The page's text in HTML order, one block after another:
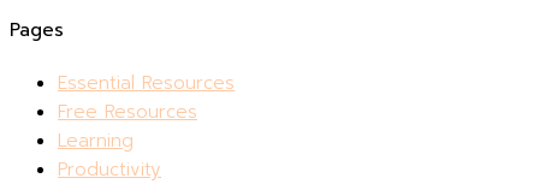
Pages
Essential Resources
Free Resources
Learning
Productivity